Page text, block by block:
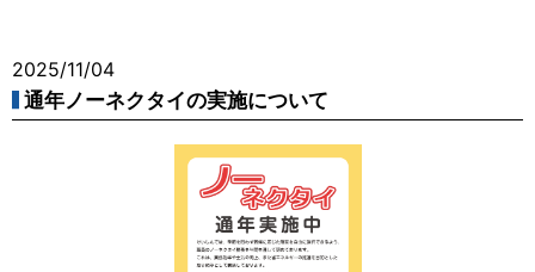
2025/11/04
通年ノーネクタイの実施について